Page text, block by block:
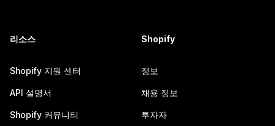
리소스
Shopify 지원 센터
API 설명서
Shopify 커뮤니티
Shopify
정보
채용 정보
투자자